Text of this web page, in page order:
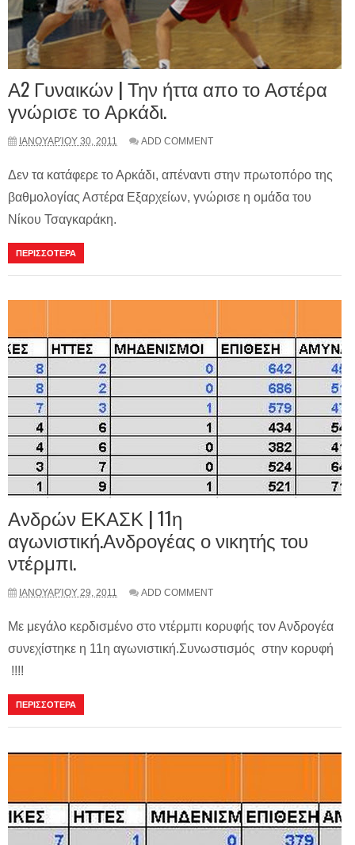
Α2 Γυναικών | Την ήττα απο το Αστέρα
γνώρισε το Αρκάδι.
ΙΑΝΟΥΑΡΊΟΥ 30, 2011 ADD COMMENT
Δεν τα κατάφερε το Αρκάδι, απέναντι στην πρωτοπόρο της
βαθμολογίας Αστέρα Εξαρχείων, γνώρισε η ομάδα του
Νίκου Τσαγκαράκη.
ΠΕΡΙΣΣΟΤΕΡΑ
Ανδρών ΕΚΑΣΚ | 11η
αγωνιστική.Ανδρογέας ο νικητής του
ντέρμπι.
ΙΑΝΟΥΑΡΊΟΥ 29, 2011 ADD COMMENT
Με μεγάλο κερδισμένο στο ντέρμπι κορυφής τον Ανδρογέα
συνεχίστηκε η 11η αγωνιστική.Συνωστισμός στην κορυφή
!!!!
ΠΕΡΙΣΣΟΤΕΡΑ